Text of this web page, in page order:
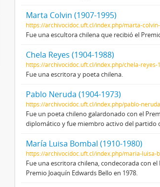
Marta Colvin (1907-1995)
https://archivocidoc.uft.cl/index.php/marta-
Fue una escultora chilena que recibió el
Chela Reyes (1904-1988)
https://archivocidoc.uft.cl/index.php/chela-reyes-
Fue una escritora y poeta chilena.
Pablo Neruda (1904-1973)
https://archivocidoc.uft.cl/index.php/pablo-
Fue un poeta chileno galardonado con el
diplomático y fue miembro activo del partido
María Luisa Bombal (1910-1980)
https://archivocidoc.uft.cl/index.php/maria-luisa-
Fue una escritora chilena, condecorada con
Premio Joaquín Edwards Bello en 1978.